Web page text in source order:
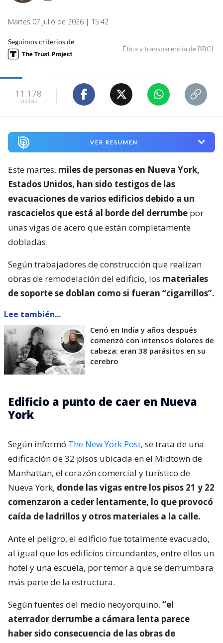
Martes 07 julio de 2026 | 15:42
Seguimos criterios de
Ética y transparencia de BBCL
11.178
visitas
VER RESUMEN
Este martes, miles de personas en Nueva York,
Estados Unidos, han sido testigos de las
evacuaciones de varios edificios debido a un
rascacielos que está al borde del derrumbe por
unas vigas de acero que están completamente
dobladas.
Según trabajadores de construcción que realizan
obras de remodelación del edificio, los materiales
de soporte se doblan como si fueran “cigarrillos”.
Lee también...
Cenó en India y años después
comenzó con intensos dolores de
cabeza: eran 38 parásitos en su
cerebro
Edificio a punto de caer en Nueva
York
Según informó The New York Post, se trata de una
edificación de 32 pisos ubicada en el Midtown de
Manhattan, el corazón comercial y turístico de
Nueva York, donde las vigas entre los pisos 21 y 22
comenzaron a ceder lentamente, lo que provocó
caída de ladrillos y otros materiales a la calle.
Ante el peligro, el edificio fue totalmente evacuado,
al igual que los edificios circundantes, entre ellos un
hotel y una escuela, por temor a que se derrumbara
más parte de la estructura.
Según fuentes del medio neoyorquino, “el
aterrador derrumbe a cámara lenta parece
haber sido consecuencia de las obras de